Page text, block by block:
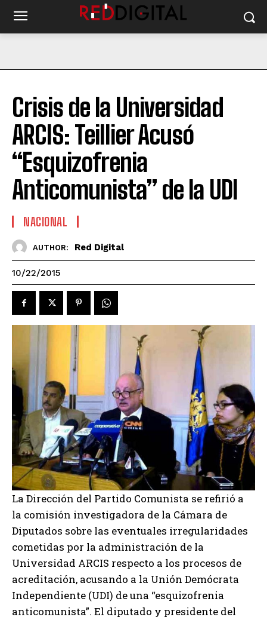
Crisis de la Universidad
ARCIS: Teillier Acusó
“Esquizofrenia
Anticomunista” de la UDI
NACIONAL
AUTHOR: Red Digital
10/22/2015
La Dirección del Partido Comunista se refirió a
la comisión investigadora de la Cámara de
Diputados sobre las eventuales irregularidades
cometidas por la administración de la
Universidad ARCIS respecto a los procesos de
acreditación, acusando a la Unión Demócrata
Independiente (UDI) de una “esquizofrenia
anticomunista”. El diputado y presidente del